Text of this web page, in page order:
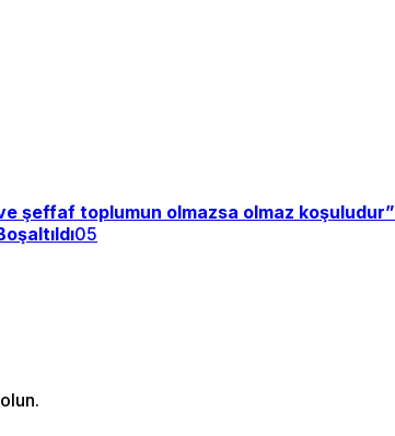
şeffaf toplumun olmazsa olmaz koşuludur”
05